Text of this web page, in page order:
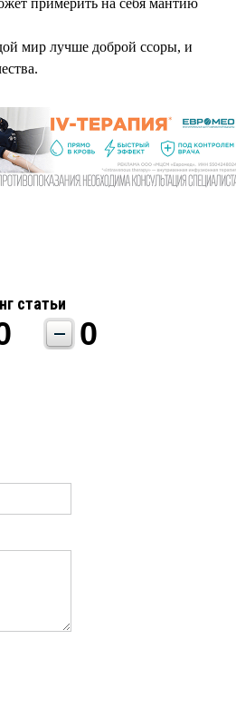
примерить на себя мантию
мир лучше доброй ссоры, и
статьи
0